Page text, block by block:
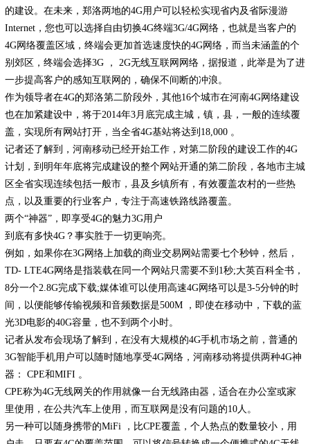
的建设。在未来，郑洛两地的4G用户可以轻松实现省内及省际漫游
Internet，您也可以选择自由切换4G终端3G/4G网络，也就是当客户的
4G网络覆盖区域，终端会更加首选速度快的4G网络，而当未涵盖的个
别郊区，终端会选择3G ， 2G无线互联网网络，据报道，此举是为了进
一步提高客户的感知互联网的，确保不间断的冲浪。
作为领导者在4G的郑洛第二阶段外，其他16个城市在河南4G网络建设
也在加紧建设中，将于2014年3月底完成主城，镇，县，一般的连续覆
盖，实现所有网站打开，当全省4G基站将达到18,000 。
记者还了解到，河南移动已经开始工作，对第二阶段的建设工作的4G
计划，到明年年底将完成建设的整个网站开通的第二阶段，各地市主城
区全省实现连续包括一般市，县及乡镇所有，有效覆盖农村的一些热
点，以及重要的行业客户，专注于高速铁路线路覆盖。
两个“神器”，即享受4G的魅力3G用户
到底有多快4G？事实胜于一切更响亮。
例如，如果你在3G网络上加载的商业交易网站需要七个秒钟，然后，
TD- LTE4G网络是指装载在同一个网站只需要不到1秒;大英百科全书，
8分一个2.8G完成下载;媒体谁可以使用高速4G网络可以是3-5分钟的时
间，以便能够传输视频和音频数据是500M ，即使在移动中，下载的蓝
光3D电影的40G容量，也不到两个小时。
记者从发布会现场了解到，在没有大规模的4G手机市场之前，普通的
3G智能手机用户可以随时随地享受4G网络，河南移动将提供两种4G神
器： CPE和MIFI 。
CPE称为4G无线网关的作用就像一台无线路由器，适合在办公室或家
里使用，在公共汽车上使用，而互联网是没有问题的10人。
另一种可以随身携带的MiFi ，比CPE覆盖，个人热点的数量较小，用